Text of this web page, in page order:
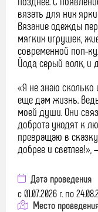
вязать для них
Вязание одежды
мягких игрушек,
современной поп-
Йода, серый волк, и
«Я не знаю сколько
еще дам жизнь.
моей души. Они
доброта уходят к
превращаю в
добрее и светлее!»,
Дата проведения
с 01.07.2026 г. по
Место